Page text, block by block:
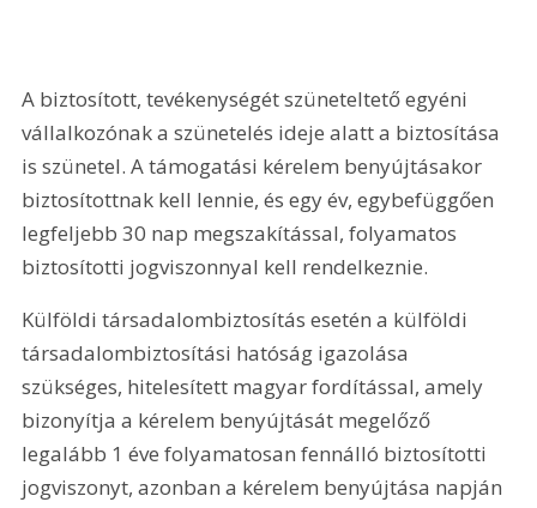
A biztosított, tevékenységét szüneteltető egyéni
vállalkozónak a szünetelés ideje alatt a biztosítása
is szünetel. A támogatási kérelem benyújtásakor
biztosítottnak kell lennie, és egy év, egybefüggően
legfeljebb 30 nap megszakítással, folyamatos
biztosítotti jogviszonnyal kell rendelkeznie.
Külföldi társadalombiztosítás esetén a külföldi
társadalombiztosítási hatóság igazolása
szükséges, hitelesített magyar fordítással, amely
bizonyítja a kérelem benyújtását megelőző
legalább 1 éve folyamatosan fennálló biztosítotti
jogviszonyt, azonban a kérelem benyújtása napján